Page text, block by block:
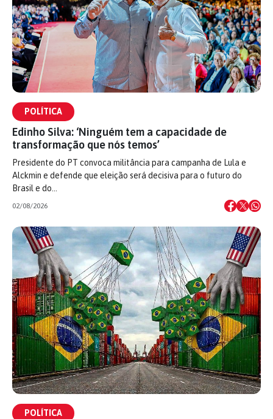
POLÍTICA
Edinho Silva: ‘Ninguém tem a capacidade de
transformação que nós temos’
Presidente do PT convoca militância para campanha de Lula e
Alckmin e defende que eleição será decisiva para o futuro do
Brasil e do…
02/08/2026
POLÍTICA